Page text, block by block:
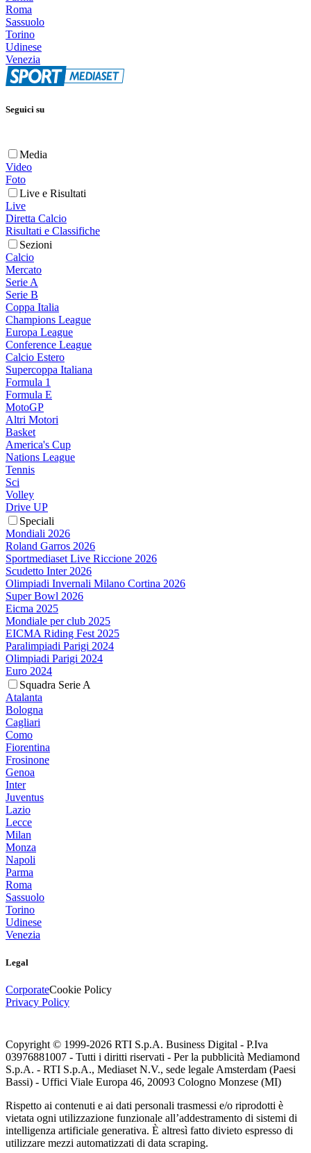
Roma
Sassuolo
Torino
Udinese
Venezia
Seguici su
Media
Video
Foto
Live e Risultati
Live
Diretta Calcio
Risultati e Classifiche
Sezioni
Calcio
Mercato
Serie A
Serie B
Coppa Italia
Champions League
Europa League
Conference League
Calcio Estero
Supercoppa Italiana
Formula 1
Formula E
MotoGP
Altri Motori
Basket
America's Cup
Nations League
Tennis
Sci
Volley
Drive UP
Speciali
Mondiali 2026
Roland Garros 2026
Sportmediaset Live Riccione 2026
Scudetto Inter 2026
Olimpiadi Invernali Milano Cortina 2026
Super Bowl 2026
Eicma 2025
Mondiale per club 2025
EICMA Riding Fest 2025
Paralimpiadi Parigi 2024
Olimpiadi Parigi 2024
Euro 2024
Squadra Serie A
Atalanta
Bologna
Cagliari
Como
Fiorentina
Frosinone
Genoa
Inter
Juventus
Lazio
Lecce
Milan
Monza
Napoli
Parma
Roma
Sassuolo
Torino
Udinese
Venezia
Legal
CorporateCookie Policy
Privacy Policy
Copyright © 1999-2026 RTI S.p.A. Business Digital - P.Iva
03976881007 - Tutti i diritti riservati - Per la pubblicità Mediamond
S.p.A. - RTI S.p.A., Mediaset N.V., sede legale Amsterdam (Paesi
Bassi) - Uffici Viale Europa 46, 20093 Cologno Monzese (MI)
Rispetto ai contenuti e ai dati personali trasmessi e/o riprodotti è
vietata ogni utilizzazione funzionale all’addestramento di sistemi di
intelligenza artificiale generativa. È altresì fatto divieto espresso di
utilizzare mezzi automatizzati di data scraping.